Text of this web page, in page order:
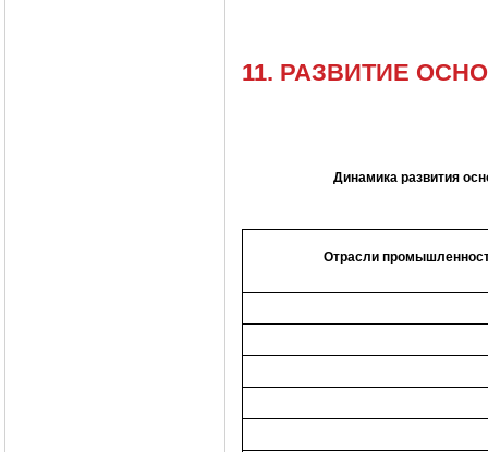
11. РАЗВИТИЕ
Динамика развития
Отрасли